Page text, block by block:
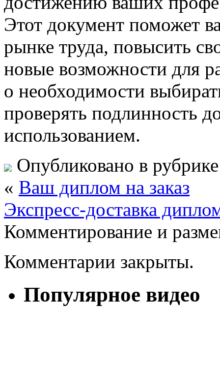
Этот документ поможет
рынке труда, повысить
новые возможности для
о необходимости
проверять подлинность
использованием.
Опубликовано в
« Ваш диплом на заказ
Экспресс-доставка
Комментирование и
Комментарии закрыты.
Популярное видео